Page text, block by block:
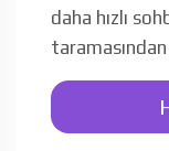
daha hızlı